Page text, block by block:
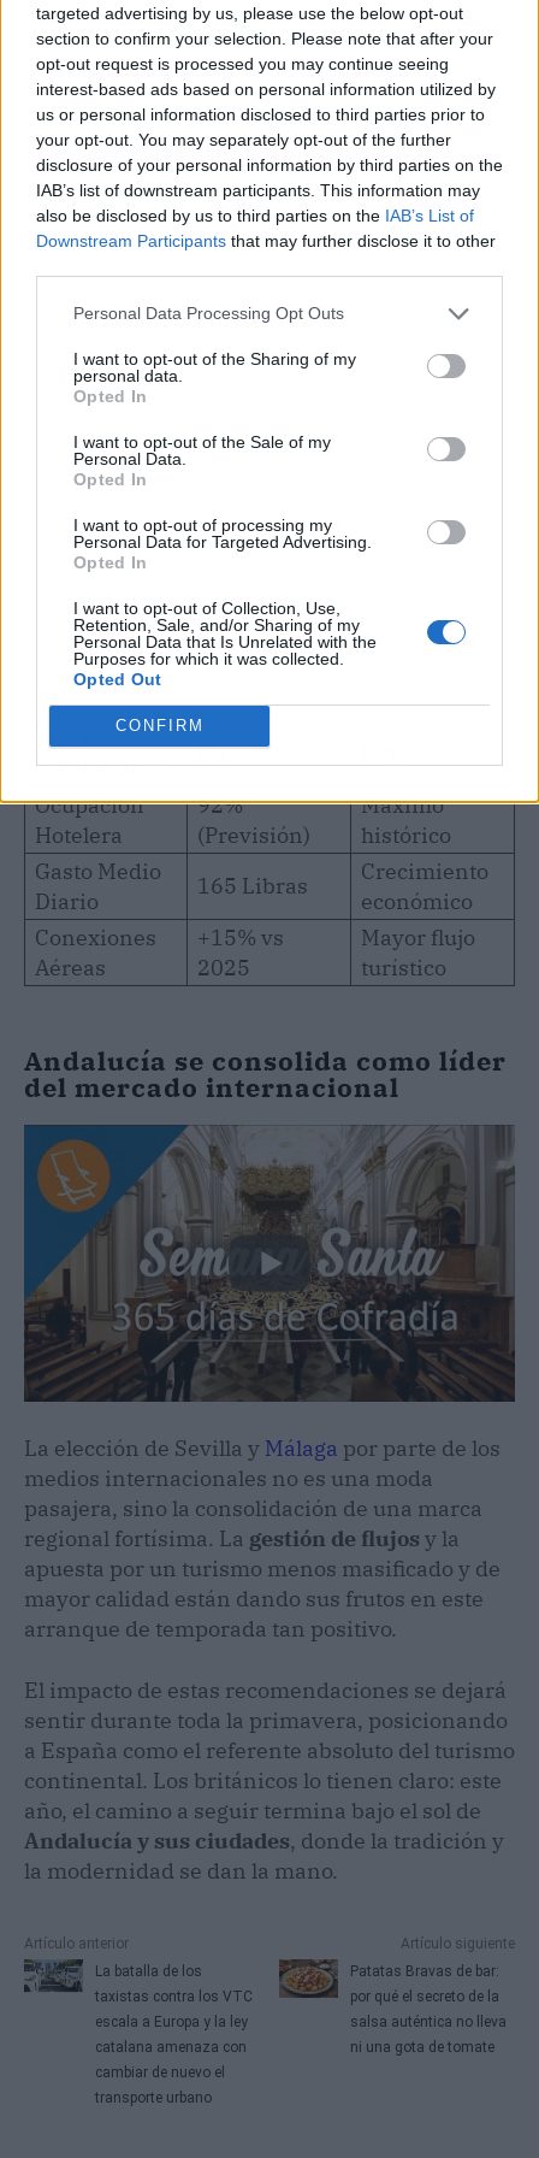
targeted advertising by us, please use the below opt-out
section to confirm your selection. Please note that after your
opt-out request is processed you may continue seeing
interest-based ads based on personal information utilized by
us or personal information disclosed to third parties prior to
your opt-out. You may separately opt-out of the further
disclosure of your personal information by third parties on the
IAB’s list of downstream participants. This information may
also be disclosed by us to third parties on the IAB’s List of
Downstream Participants that may further disclose it to other
Personal Data Processing Opt Outs
I want to opt-out of the Sharing of my
personal data.
Opted In
I want to opt-out of the Sale of my
Personal Data.
Opted In
I want to opt-out of processing my
Personal Data for Targeted Advertising.
Opted In
I want to opt-out of Collection, Use,
Retention, Sale, and/or Sharing of my
Personal Data that Is Unrelated with the
Purposes for which it was collected.
Opted Out
CONFIRM
Comparativa
Dato 2026
Ocupación
Hotelera
92%
(Previsión)
Máximo
histórico
Gasto Medio
Diario
165 Libras
Crecimiento
económico
Conexiones
Aéreas
+15% vs
2025
Mayor flujo
turístico
Andalucía se consolida como líder
del mercado internacional
La elección de Sevilla y Málaga por parte de los
medios internacionales no es una moda
pasajera, sino la consolidación de una marca
regional fortísima. La gestión de flujos y la
apuesta por un turismo menos masificado y de
mayor calidad están dando sus frutos en este
arranque de temporada tan positivo.
El impacto de estas recomendaciones se dejará
sentir durante toda la primavera, posicionando
a España como el referente absoluto del turismo
continental. Los británicos lo tienen claro: este
año, el camino a seguir termina bajo el sol de
Andalucía y sus ciudades, donde la tradición y
la modernidad se dan la mano.
Artículo anterior
La batalla de los
taxistas contra los VTC
escala a Europa y la ley
catalana amenaza con
cambiar de nuevo el
transporte urbano
Artículo siguiente
Patatas Bravas de bar:
por qué el secreto de la
salsa auténtica no lleva
ni una gota de tomate